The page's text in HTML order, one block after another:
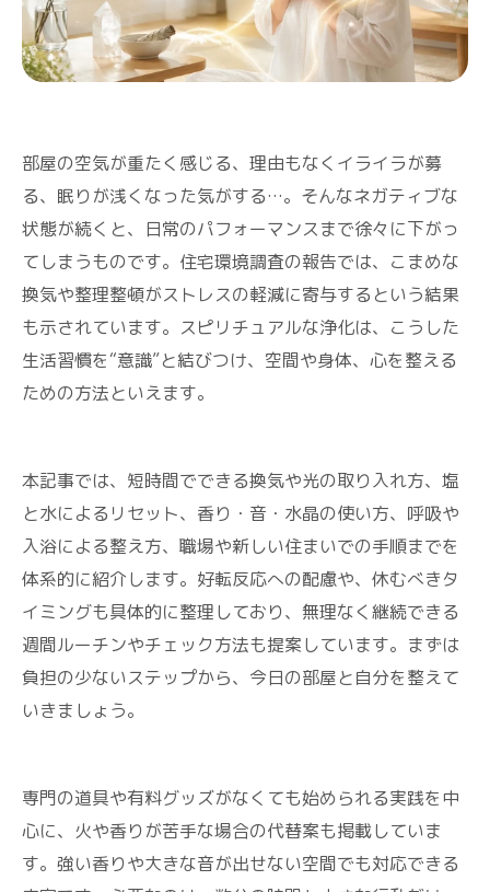
部屋の空気が重たく感じる、理由もなくイライラが募
る、眠りが浅くなった気がする…。そんなネガティブな
状態が続くと、日常のパフォーマンスまで徐々に下がっ
てしまうものです。住宅環境調査の報告では、こまめな
換気や整理整頓がストレスの軽減に寄与するという結果
も示されています。スピリチュアルな浄化は、こうした
生活習慣を“意識”と結びつけ、空間や身体、心を整える
ための方法といえます。
本記事では、短時間でできる換気や光の取り入れ方、塩
と水によるリセット、香り・音・水晶の使い方、呼吸や
入浴による整え方、職場や新しい住まいでの手順までを
体系的に紹介します。好転反応への配慮や、休むべきタ
イミングも具体的に整理しており、無理なく継続できる
週間ルーチンやチェック方法も提案しています。まずは
負担の少ないステップから、今日の部屋と自分を整えて
いきましょう。
専門の道具や有料グッズがなくても始められる実践を中
心に、火や香りが苦手な場合の代替案も掲載していま
す。強い香りや大きな音が出せない空間でも対応できる